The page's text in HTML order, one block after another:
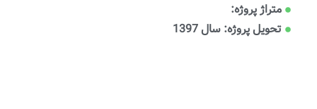
متراژ پروژه:
تحویل پروژه: سال 1397